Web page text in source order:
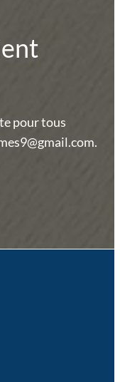
pour tous